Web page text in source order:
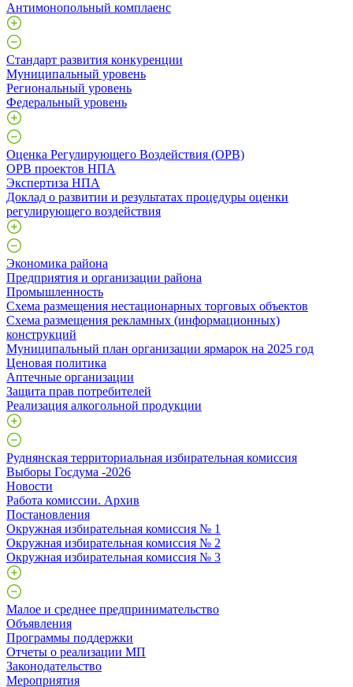
Антимонопольный комплаенс
Стандарт развития конкуренции
Муниципальный уровень
Региональный уровень
Федеральный уровень
Оценка Регулирующего Воздействия (ОРВ)
ОРВ проектов НПА
Экспертиза НПА
Доклад о развитии и результатах процедуры оценки
регулирующего воздействия
Экономика района
Предприятия и организации района
Промышленность
Схема размещения нестационарных торговых объектов
Схема размещения рекламных (информационных)
конструкций
Муниципальный план организации ярмарок на 2025 год
Ценовая политика
Аптечные организации
Защита прав потребителей
Реализация алкогольной продукции
Руднянская территориальная избирательная комиссия
Выборы Госдума -2026
Новости
Работа комиссии. Архив
Постановления
Окружная избирательная комиссия № 1
Окружная избирательная комиссия № 2
Окружная избирательная комиссия № 3
Малое и среднее предпринимательство
Объявления
Программы поддержки
Отчеты о реализации МП
Законодательство
Мероприятия